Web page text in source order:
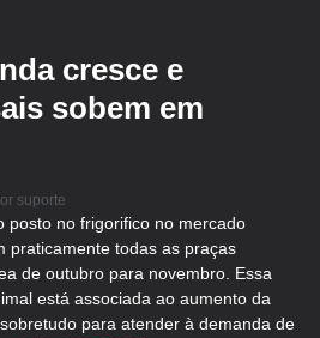
cresce e
sobem em
suporte
posto no frigorifico no mercado
praticamente todas as praças
de outubro para novembro. Essa
está associada ao aumento da
para atender à demanda de